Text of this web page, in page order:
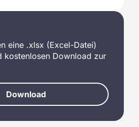
eine .xlsx (Excel-Datei)
kostenlosen Download zur
Download